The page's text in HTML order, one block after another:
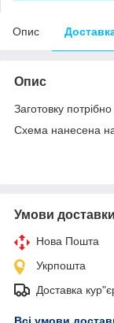
Опис
Опис
Заготовку
Схема нанесена
Умови доставки
Нова Пошта
Укрпошта
Доставка
Всі умови